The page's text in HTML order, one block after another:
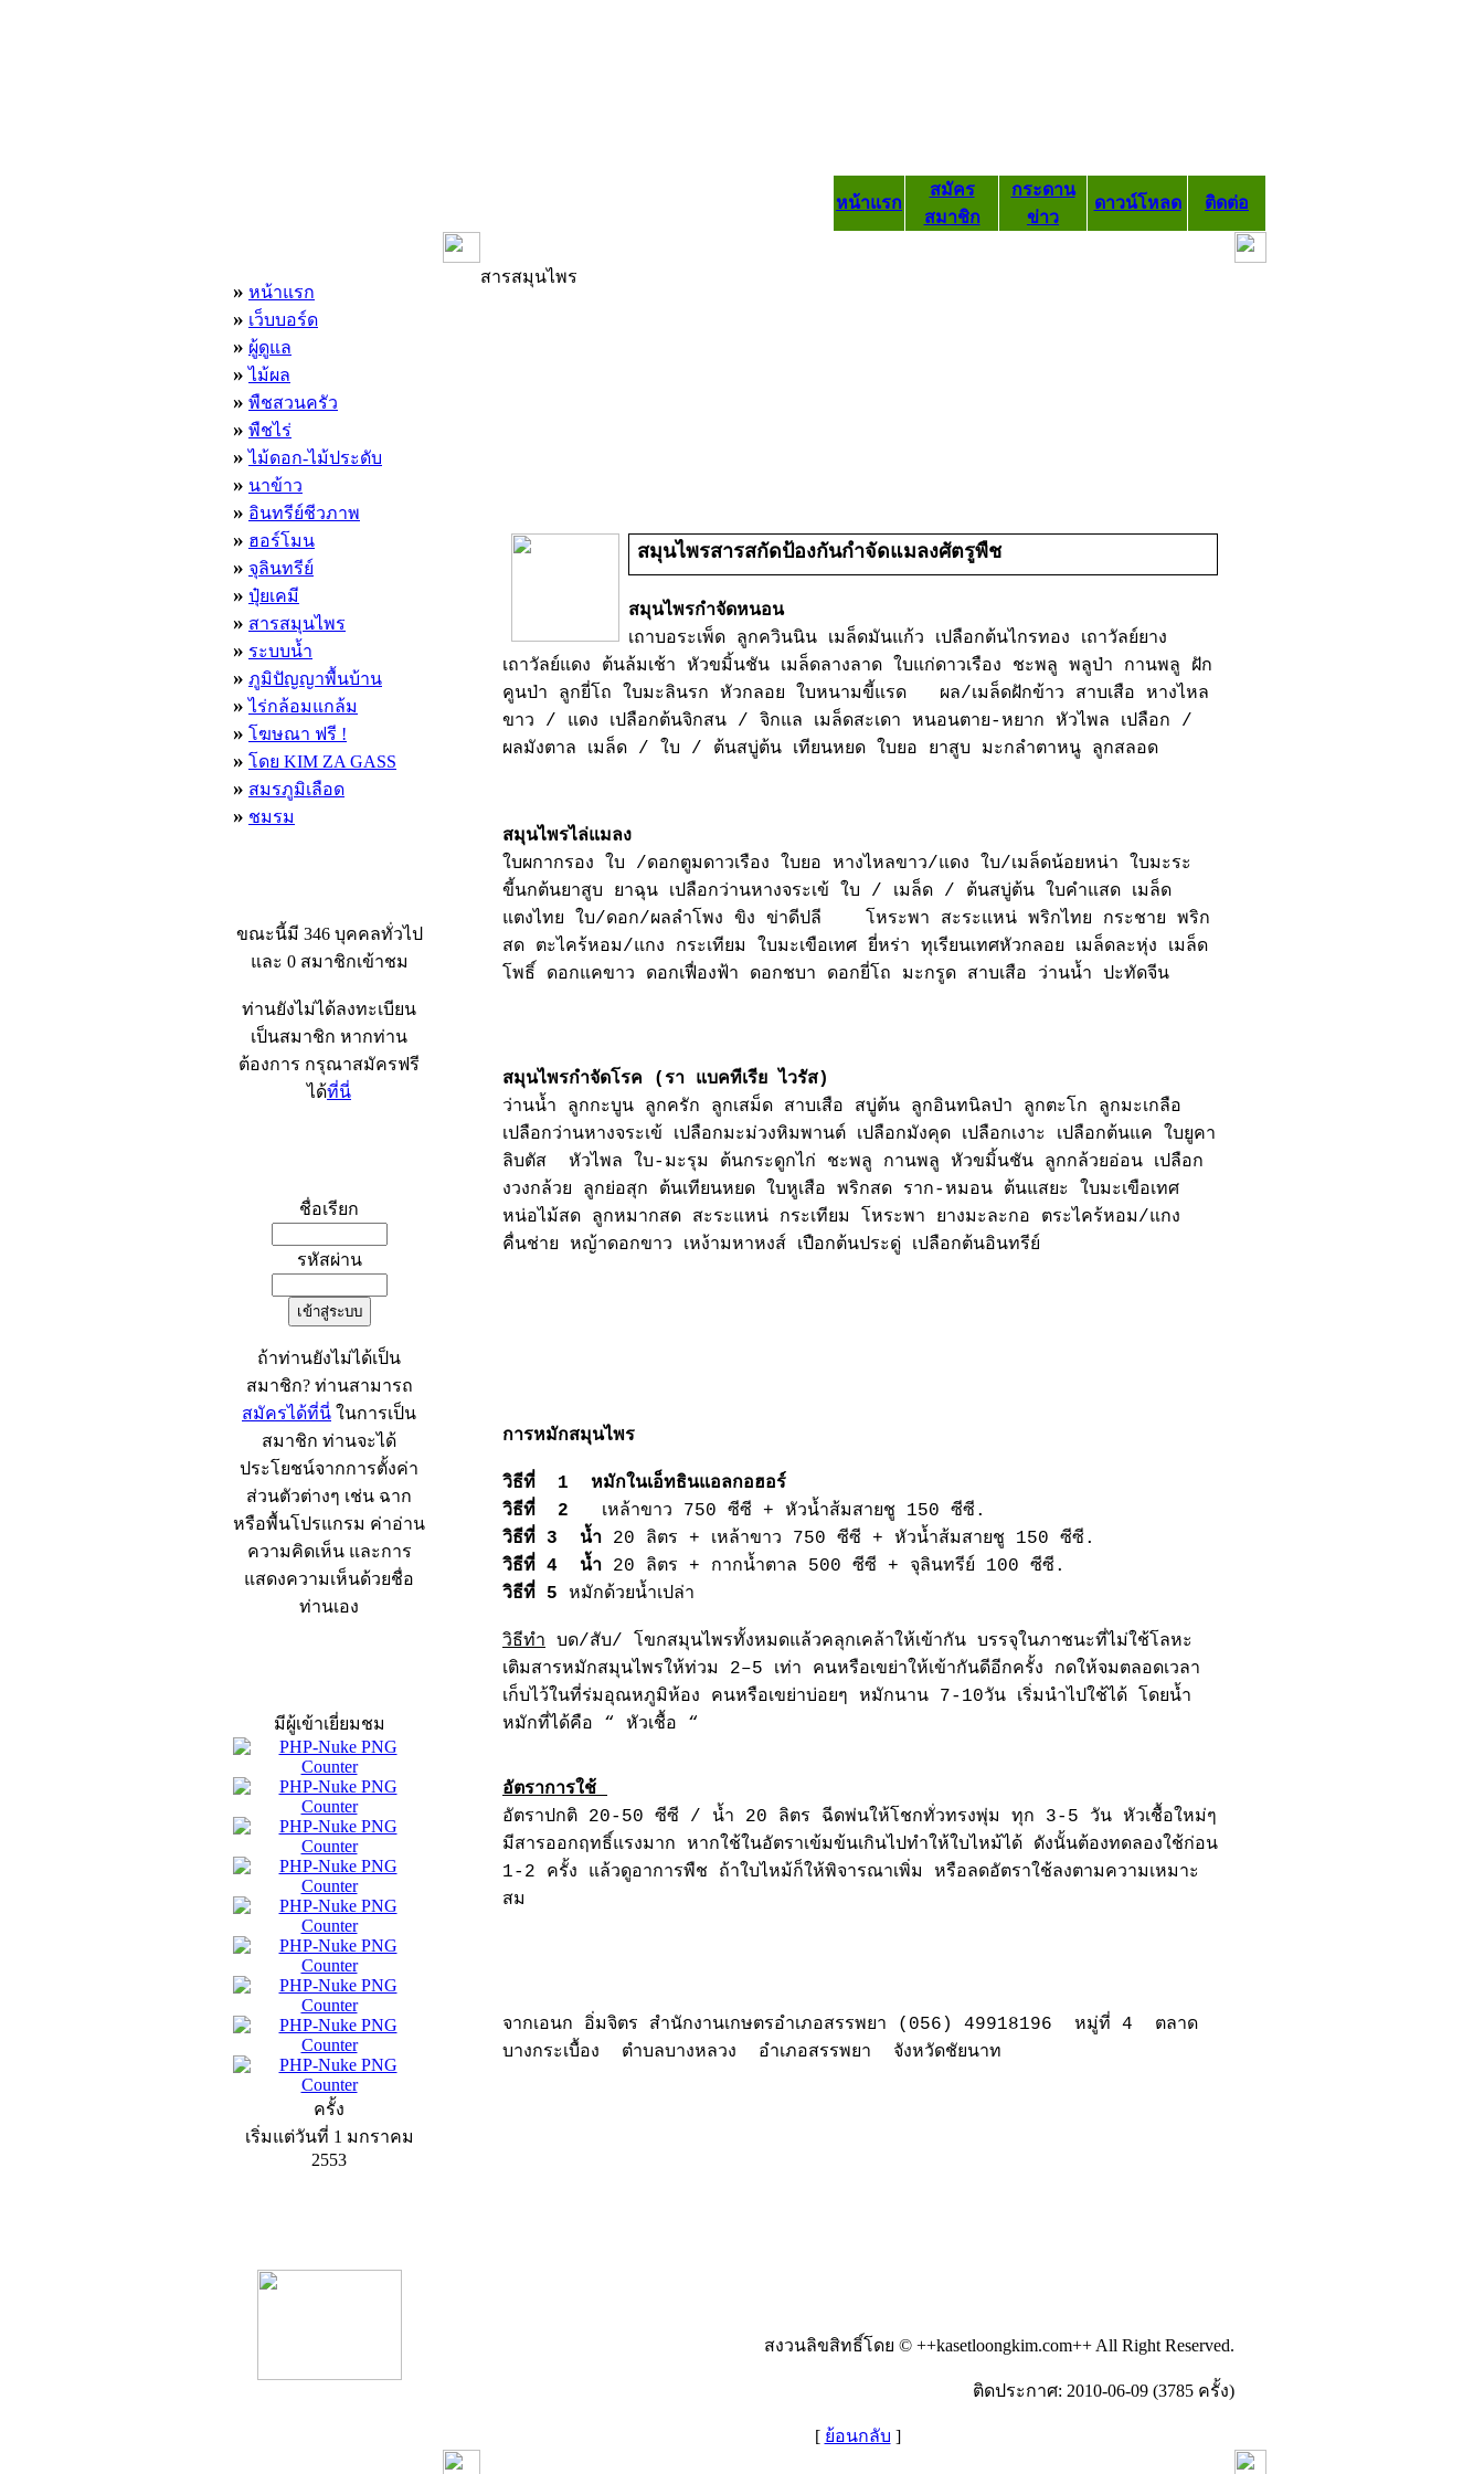
หน้าแรก
สมัคร
สมาชิก
กระดาน
ข่าว
ดาวน์โหลด ติดต่อ
» หน้าแรก
» เว็บบอร์ด
» ผู้ดูแล
» ไม้ผล
» พืชสวนครัว
» พืชไร่
» ไม้ดอก-ไม้ประดับ
» นาข้าว
» อินทรีย์ชีวภาพ
» ฮอร์โมน
» จุลินทรีย์
» ปุ๋ยเคมี
» สารสมุนไพร
» ระบบน้ำ
» ภูมิปัญญาพื้นบ้าน
» ไร่กล้อมแกล้ม
» โฆษณา ฟรี !
» โดย KIM ZA GASS
» สมรภูมิเลือด
» ชมรม
ขณะนี้มี 346 บุคคลทั่วไป
และ 0 สมาชิกเข้าชม
ท่านยังไม่ได้ลงทะเบียน
เป็นสมาชิก หากท่าน
ต้องการ กรุณาสมัครฟรี
ได้ที่นี่
ชื่อเรียก
รหัสผ่าน
ถ้าท่านยังไม่ได้เป็น
สมาชิก? ท่านสามารถ
สมัครได้ที่นี่ ในการเป็น
สมาชิก ท่านจะได้
ประโยชน์จากการตั้งค่า
ส่วนตัวต่างๆ เช่น ฉาก
หรือพื้นโปรแกรม ค่าอ่าน
ความคิดเห็น และการ
แสดงความเห็นด้วยชื่อ
ท่านเอง
มีผู้เข้าเยี่ยมชม
ครั้ง
เริ่มแต่วันที่ 1 มกราคม
2553
สารสมุนไพร
สมุนไพรสารสกัดป้องกันกำจัดแมลงศัตรูพืช
สมุนไพรกำจัดหนอน
เถาบอระเพ็ด ลูกควินนิน เมล็ดมันแก้ว เปลือกต้นไกรทอง เถาวัลย์ยาง
เถาวัลย์แดง ต้นล้มเช้า หัวขมิ้นชัน เมล็ดลางลาด ใบแก่ดาวเรือง ชะพลู พลูป่า กานพลู ฝัก
คูนป่า ลูกยี่โถ ใบมะลินรก หัวกลอย ใบหนามขี้แรด ผล/เมล็ดฝักข้าว สาบเสือ หางไหล
ขาว / แดง เปลือกต้นจิกสน / จิกแล เมล็ดสะเดา หนอนตาย-หยาก หัวไพล เปลือก /
ผลมังตาล เมล็ด / ใบ / ต้นสบู่ต้น เทียนหยด ใบยอ ยาสูบ มะกลำตาหนู ลูกสลอด
สมุนไพรไล่แมลง
ใบผกากรอง ใบ /ดอกตูมดาวเรือง ใบยอ หางไหลขาว/แดง ใบ/เมล็ดน้อยหน่า ใบมะระ
ขี้นกต้นยาสูบ ยาฉุน เปลือกว่านหางจระเข้ ใบ / เมล็ด / ต้นสบู่ต้น ใบคำแสด เมล็ด
แตงไทย ใบ/ดอก/ผลลำโพง ขิง ข่าดีปลี โหระพา สะระแหน่ พริกไทย กระชาย พริก
สด ตะไคร้หอม/แกง กระเทียม ใบมะเขือเทศ ยี่หร่า ทุเรียนเทศหัวกลอย เมล็ดละหุ่ง เมล็ด
โพธิ์ ดอกแคขาว ดอกเฟื่องฟ้า ดอกชบา ดอกยี่โถ มะกรูด สาบเสือ ว่านน้ำ ปะทัดจีน
สมุนไพรกำจัดโรค (รา แบคทีเรีย ไวรัส)
ว่านน้ำ ลูกกะบูน ลูกครัก ลูกเสม็ด สาบเสือ สบู่ต้น ลูกอินทนิลป่า ลูกตะโก ลูกมะเกลือ
เปลือกว่านหางจระเข้ เปลือกมะม่วงหิมพานต์ เปลือกมังคุด เปลือกเงาะ เปลือกต้นแค ใบยูคา
ลิบตัส หัวไพล ใบ-มะรุม ต้นกระดูกไก่ ชะพลู กานพลู หัวขมิ้นชัน ลูกกล้วยอ่อน เปลือก
งวงกล้วย ลูกย่อสุก ต้นเทียนหยด ใบหูเสือ พริกสด ราก-หมอน ต้นแสยะ ใบมะเขือเทศ
หน่อไม้สด ลูกหมากสด สะระแหน่ กระเทียม โหระพา ยางมะละกอ ตระไคร้หอม/แกง
คื่นช่าย หญ้าดอกขาว เหง้ามหาหงส์ เปือกต้นประดู่ เปลือกต้นอินทรีย์
การหมักสมุนไพร
วิธีที่ 1 หมักในเอ็ทธินแอลกอฮอร์
วิธีที่ 2 เหล้าขาว 750 ซีซี + หัวน้ำส้มสายชู 150 ซีซี.
วิธีที่ 3 น้ำ 20 ลิตร + เหล้าขาว 750 ซีซี + หัวน้ำส้มสายชู 150 ซีซี.
วิธีที่ 4 น้ำ 20 ลิตร + กากน้ำตาล 500 ซีซี + จุลินทรีย์ 100 ซีซี.
วิธีที่ 5 หมักด้วยน้ำเปล่า
วิธีทำ บด/สับ/ โขกสมุนไพรทั้งหมดแล้วคลุกเคล้าให้เข้ากัน บรรจุในภาชนะที่ไม่ใช้โลหะ
เติมสารหมักสมุนไพรให้ท่วม 2–5 เท่า คนหรือเขย่าให้เข้ากันดีอีกครั้ง กดให้จมตลอดเวลา
เก็บไว้ในที่ร่มอุณหภูมิห้อง คนหรือเขย่าบ่อยๆ หมักนาน 7-10วัน เริ่มนำไปใช้ได้ โดยน้ำ
หมักที่ได้คือ “ หัวเชื้อ “
อัตราการใช้
อัตราปกติ 20-50 ซีซี / น้ำ 20 ลิตร ฉีดพ่นให้โชกทั่วทรงพุ่ม ทุก 3-5 วัน หัวเชื้อใหม่ๆ
มีสารออกฤทธิ์แรงมาก หากใช้ในอัตราเข้มข้นเกินไปทำให้ใบไหม้ได้ ดังนั้นต้องทดลองใช้ก่อน
1-2 ครั้ง แล้วดูอาการพืช ถ้าใบไหม้ก็ให้พิจารณาเพิ่ม หรือลดอัตราใช้ลงตามความเหมาะ
สม
จากเอนก อิ่มจิตร สำนักงานเกษตรอำเภอสรรพยา (056) 49918196 หมู่ที่ 4 ตลาด
บางกระเบื้อง ตำบลบางหลวง อำเภอสรรพยา จังหวัดชัยนาท
สงวนลิขสิทธิ์โดย © ++kasetloongkim.com++ All Right Reserved.
ติดประกาศ: 2010-06-09 (3785 ครั้ง)
[ ย้อนกลับ ]